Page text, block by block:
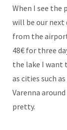
When I see the
will be our next
from the
48€ for three
the lake I want
as cities such
Varenna
pretty.